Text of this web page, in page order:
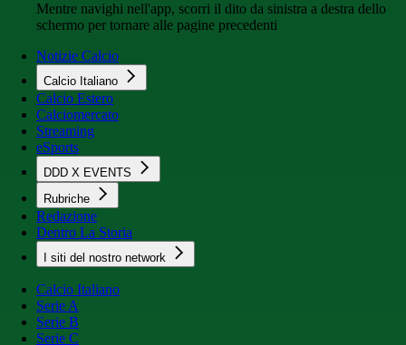
Mentre navighi nell'app, scorri il dito da sinistra a destra dello
schermo per tornare alle pagine precedenti
Notizie Calcio
Calcio Italiano
Calcio Estero
Calciomercato
Streaming
eSports
DDD X EVENTS
Rubriche
Redazione
Dentro La Storia
I siti del nostro network
Calcio Italiano
Serie A
Serie B
Serie C